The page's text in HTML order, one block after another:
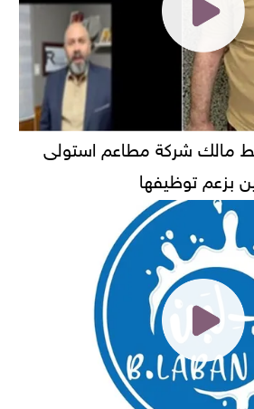
مالك شركة مطاعم استولى
بزعم توظيفها